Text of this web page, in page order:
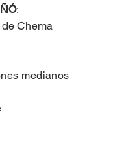
:
Chema
medianos